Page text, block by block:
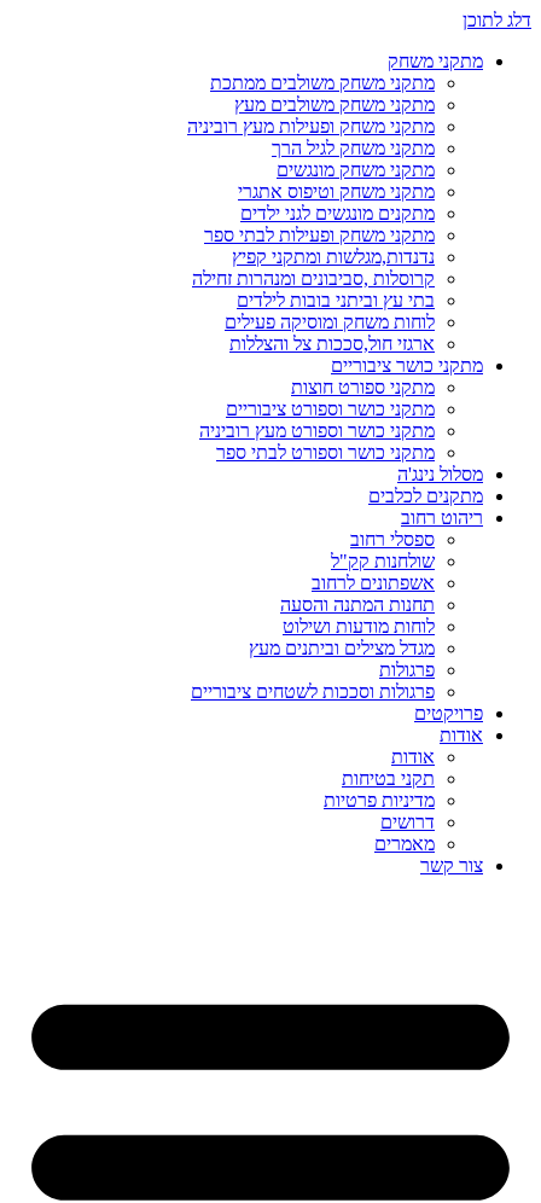
דלג לתוכן
מתקני משחק
מתקני משחק משולבים ממתכת
מתקני משחק משולבים מעץ
מתקני משחק ופעילות מעץ רוביניה
מתקני משחק לגיל הרך
מתקני משחק מונגשים
מתקני משחק וטיפוס אתגרי
מתקנים מונגשים לגני ילדים
מתקני משחק ופעילות לבתי ספר
נדנדות,מגלשות ומתקני קפיץ
קרוסלות ,סביבונים ומנהרות זחילה
בתי עץ וביתני בובות לילדים
לוחות משחק ומוסיקה פעילים
ארגזי חול,סככות צל והצללות
מתקני כושר ציבוריים
מתקני ספורט חוצות
מתקני כושר וספורט ציבוריים
מתקני כושר וספורט מעץ רוביניה
מתקני כושר וספורט לבתי ספר
מסלול נינג'ה
מתקנים לכלבים
ריהוט רחוב
ספסלי רחוב
שולחנות קק"ל
אשפתונים לרחוב
תחנות המתנה והסעה
לוחות מודעות ושילוט
מגדל מצילים וביתנים מעץ
פרגולות
פרגולות וסככות לשטחים ציבוריים
פרויקטים
אודות
אודות
תקני בטיחות
מדיניות פרטיות
דרושים
מאמרים
צור קשר